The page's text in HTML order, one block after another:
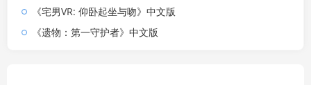
《宅男VR: 仰卧起坐与吻》中文版
《遗物：第一守护者》中文版